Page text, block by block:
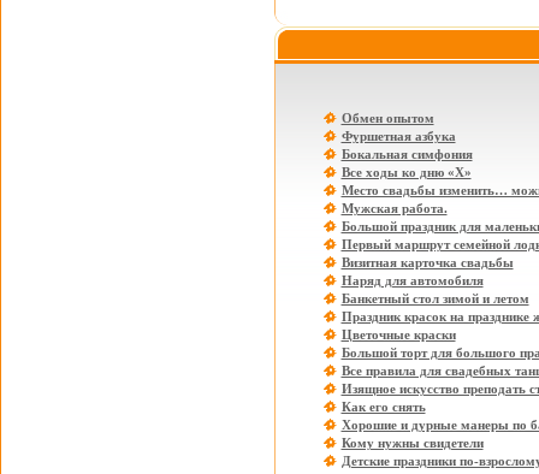
Обмен опытом
Фуршетная азбука
Бокальная симфония
Все ходы ко дню «Х»
Место свадьбы изменить…
Мужская работа.
Большой праздник для
Первый маршрут семейной
Визитная карточка свадьбы
Наряд для автомобиля
Банкетный стол зимой и летом
Праздник красок на празднике
Цветочные краски
Большой торт для большого
Все правила для свадебных
Изящное искусство преподать
Как его снять
Хорошие и дурные манеры по
Кому нужны свидетели
Детские праздники по-